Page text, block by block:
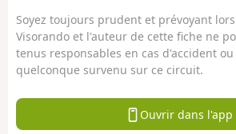
Soyez toujours prudent et prévoyant
Visorando et l'auteur de cette fiche ne
tenus responsables en cas d'accident
quelconque survenu sur ce circuit.
Ouvrir dans l'app